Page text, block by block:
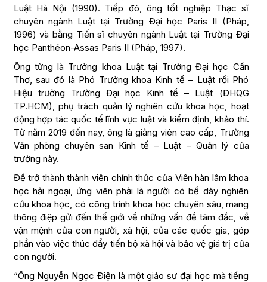
Luật Hà Nội (1990). Tiếp đó, ông tốt nghiệp Thạc sĩ
chuyên ngành Luật tại Trường Đại học Paris II (Pháp,
1996) và bằng Tiến sĩ chuyên ngành Luật tại Trường Đại
học Panthéon-Assas Paris II (Pháp, 1997).
Ông từng là Trưởng khoa Luật tại Trường Đại học Cần
Thơ, sau đó là Phó Trưởng khoa Kinh tế – Luật rồi Phó
Hiệu trưởng Trường Đại học Kinh tế – Luật (ĐHQG
TP.HCM), phụ trách quản lý nghiên cứu khoa học, hoạt
động hợp tác quốc tế lĩnh vực luật và kiểm định, khảo thí.
Từ năm 2019 đến nay, ông là giảng viên cao cấp, Trường
Văn phòng chuyên san Kinh tế – Luật – Quản lý của
trường này.
Để trở thành thành viên chính thức của Viện hàn lâm khoa
học hải ngoại, ứng viên phải là người có bề dày nghiên
cứu khoa học, có công trình khoa học chuyên sâu, mang
thông điệp gửi đến thế giới về những vấn đề tâm đắc, về
vận mệnh của con người, xã hội, của các quốc gia, góp
phần vào việc thúc đẩy tiến bộ xã hội và bảo vệ giá trị của
con người.
“Ông Nguyễn Ngọc Điện là một giáo sư đại học mà tiếng